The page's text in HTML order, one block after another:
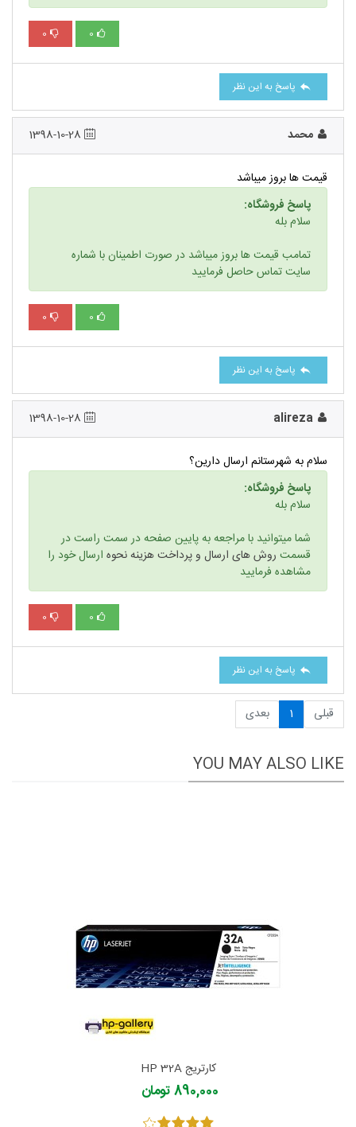
0
0
پاسخ به این نظر
محمد
قیمت ها بروز میباشد
پاسخ فروشگاه:
سلام بله
تمامب قیمت ها بروز میباشد در صورت اطمینان با شماره
سایت تماس حاصل فرمایید
0
0
پاسخ به این نظر
alireza
سلام به شهرستانم ارسال دارین؟
پاسخ فروشگاه:
سلام بله
شما میتوانید با مراجعه به پایین صفحه در سمت راست در
قسمت روش های ارسال و پرداخت هزینه نحوه ارسال خود را
مشاهده فرمایید
0
0
پاسخ به این نظر
قبلی 1 بعدی
YOU MAY ALSO LIKE
کارتریج HP 32A
890,000 تومان